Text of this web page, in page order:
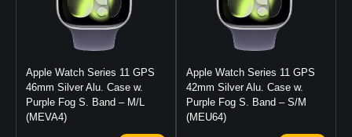
Apple Watch Series 11 GPS
46mm Silver Alu. Case w.
Purple Fog S. Band – M/L
(MEVA4)
Apple Watch Series 11 GPS
42mm Silver Alu. Case w.
Purple Fog S. Band – S/M
(MEU64)